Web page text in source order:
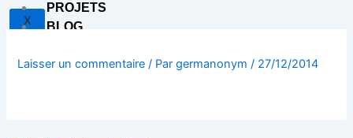
X
PROJETS
BLOG
Laisser un commentaire / Pargermanonym / 27/12/2014